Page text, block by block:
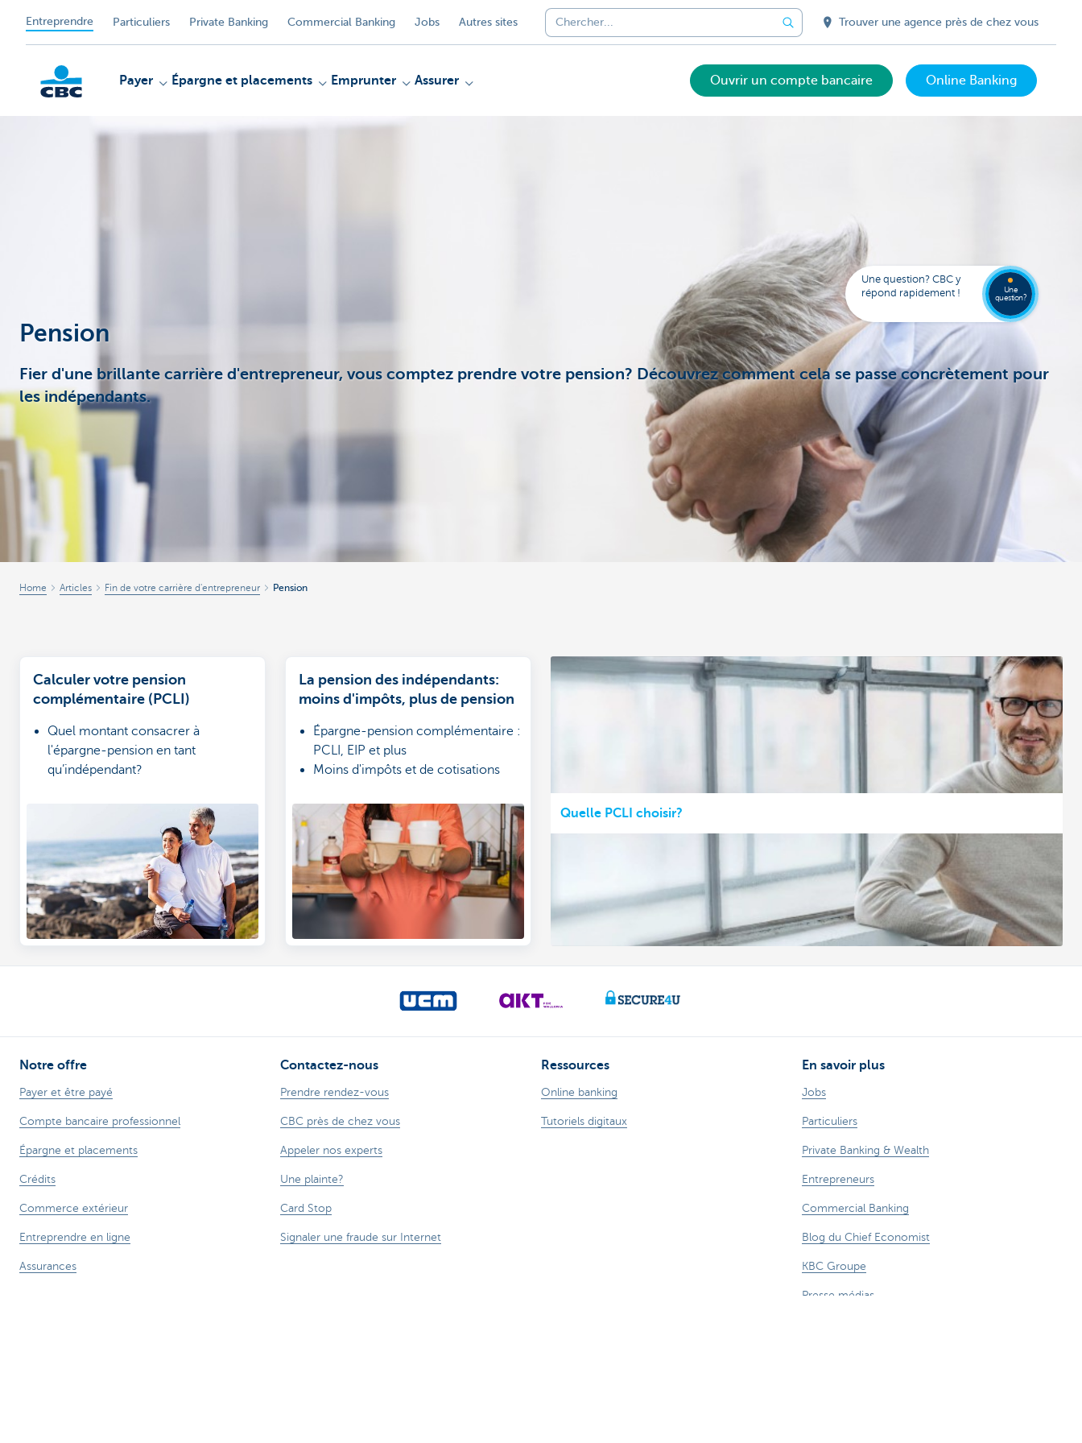
Entreprendre Particuliers Private Banking Commercial Banking Jobs Autres sites Trouver une agence près de chez vous
Entrepreneurs
Payer Épargne et placements Emprunter Assurer Ouvrir un compte bancaire Online Banking
Pension
Fier d'une brillante carrière d'entrepreneur, vous comptez prendre votre pension? Découvrez comment cela se passe concrètement pour
les indépendants.
Home Articles Fin de votre carrière d'entrepreneur Pension
Calculer votre pension
complémentaire (PCLI)
Quel montant consacrer à
l'épargne-pension en tant
qu’indépendant?
La pension des indépendants:
moins d'impôts, plus de pension
Épargne-pension complémentaire :
PCLI, EIP et plus
Moins d'impôts et de cotisations
Combinaisons possibles
Quelle PCLI choisir?
Notre offre
Payer et être payé
Compte bancaire professionnel
Épargne et placements
Crédits
Commerce extérieur
Entreprendre en ligne
Assurances
Contactez-nous
Prendre rendez-vous
CBC près de chez vous
Appeler nos experts
Une plainte?
Card Stop
Signaler une fraude sur Internet
Ressources
Online banking
Tutoriels digitaux
En savoir plus
Jobs
Particuliers
Private Banking & Wealth
Entrepreneurs
Commercial Banking
Blog du Chief Economist
KBC Groupe
Presse médias
Une question? CBC y
répond rapidement !
Une
question?